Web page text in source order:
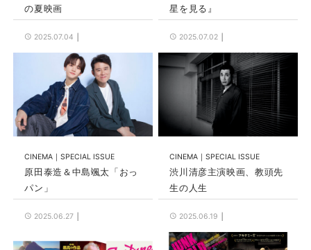
の夏映画
2025.07.04
星を見る』
2025.07.02
CINEMA SPECIAL ISSUE
原田泰造＆中島颯太「おっ
パン」
2025.06.27
CINEMA SPECIAL ISSUE
渋川清彦主演映画、教頭先
生の人生
2025.06.19